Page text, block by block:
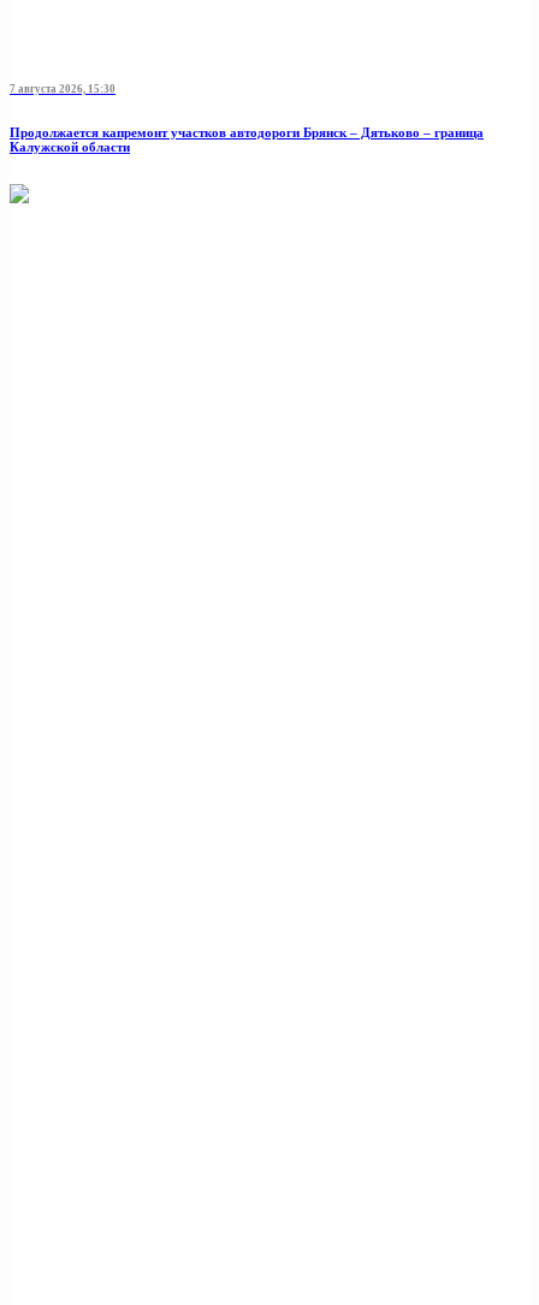
7 августа 2026, 15:30
Продолжается капремонт участков автодороги Брянск – Дятьково – граница
Калужской области